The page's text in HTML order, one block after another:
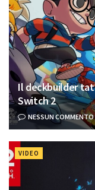
Il deckbuilder
Switch 2
NESSUN COMMENTO
VIDEO